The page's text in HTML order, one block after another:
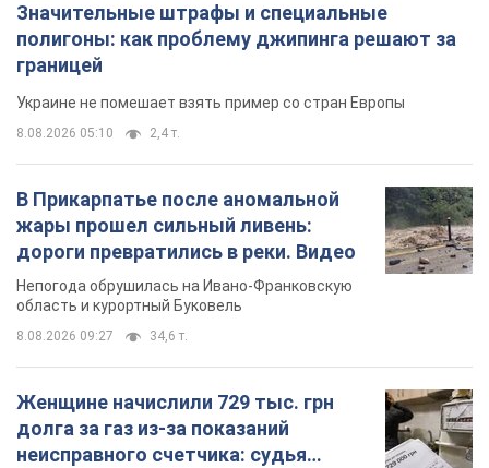
Значительные штрафы и специальные
полигоны: как проблему джипинга решают за
границей
Украине не помешает взять пример со стран Европы
8.08.2026 05:10 2,4 т.
В Прикарпатье после аномальной
жары прошел сильный ливень:
дороги превратились в реки. Видео
Непогода обрушилась на Ивано-Франковскую
область и курортный Буковель
8.08.2026 09:27 34,6 т.
Женщине начислили 729 тыс. грн
долга за газ из-за показаний
неисправного счетчика: судья